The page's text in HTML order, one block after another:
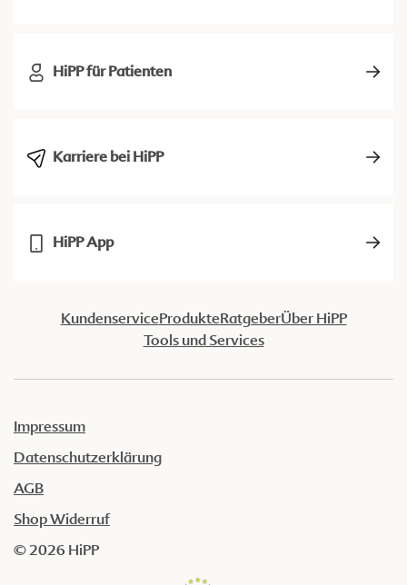
HiPP für Patienten
Karriere bei HiPP
HiPP App
KundenserviceProdukteRatgeberÜber HiPP
Tools und Services
Impressum
Datenschutzerklärung
AGB
Shop Widerruf
© 2026 HiPP